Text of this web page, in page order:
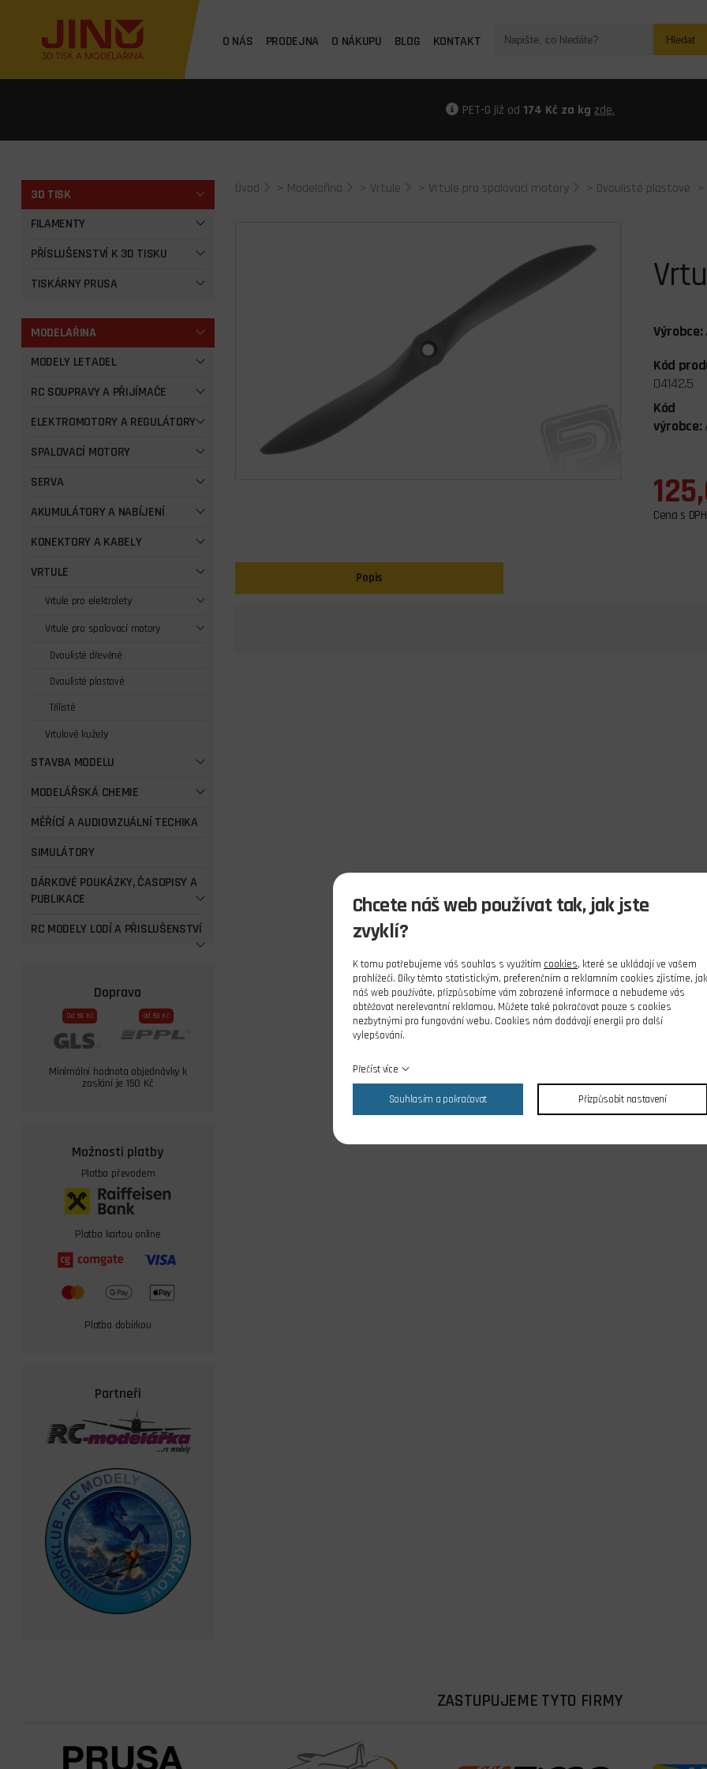
O NÁS PRODEJNA O NÁKUPU BLOG KONTAKT Hledat
PET-G již od 174 Kč za kg zde.
3D TISK
FILAMENTY
PŘÍSLUŠENSTVÍ K 3D TISKU
TISKÁRNY PRUSA
MODELAŘINA
MODELY LETADEL
RC SOUPRAVY A PŘIJÍMAČE
ELEKTROMOTORY A REGULÁTORY
SPALOVACÍ MOTORY
SERVA
AKUMULÁTORY A NABÍJENÍ
KONEKTORY A KABELY
VRTULE
Vrtule pro elektrolety
Vrtule pro spalovací motory
Dvoulisté dřevěné
Dvoulisté plastové
Třílisté
Vrtulové kužely
STAVBA MODELU
MODELÁŘSKÁ CHEMIE
MĚŘÍCÍ A AUDIOVIZUÁLNÍ TECHIKA
SIMULÁTORY
DÁRKOVÉ POUKÁZKY, ČASOPISY A
PUBLIKACE
RC MODELY LODÍ A PŘISLUŠENSTVÍ
Doprava
Od 59 Kč Od 69 Kč
Minimální hodnota objednávky k
zaslání je 150 Kč
Možnosti platby
Platba převodem
Platba kartou online
Platba dobírkou
Partneři
Úvod > Modelařina > Vrtule > Vrtule pro spalovací motory > Dvoulisté plastové
Výrobce:
Kód
04142.5
Kód
výrobce:
Cena s DPH
Popis
ZASTUPUJEME TYTO FIRMY
Chcete náš web používat tak, jak jste
zvyklí?
K tomu potřebujeme váš souhlas s využitím cookies, které se ukládají ve vašem
prohlížeči. Díky těmto statistickým, preferenčním a reklamním cookies zjistíme, jak
náš web používáte, přizpůsobíme vám zobrazené informace a nebudeme vás
obtěžovat nerelevantní reklamou. Můžete také pokračovat pouze s cookies
nezbytnými pro fungování webu. Cookies nám dodávají energii pro další
vylepšování.
Přečíst více
Souhlasím a pokračovat Přizpůsobit nastavení